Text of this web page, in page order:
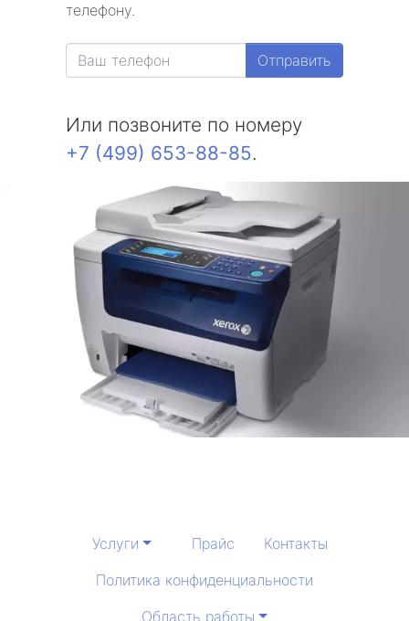
телефону.
Отправить
Или позвоните по номеру
+7 (499) 653-88-85.
Услуги Прайс
Контакты
Политика конфиденциальности
Область работы